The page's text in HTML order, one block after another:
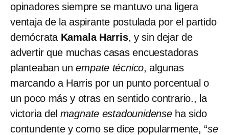
opinadores siempre se mantuvo una ligera
ventaja de la aspirante postulada por el partido
demócrata Kamala Harris, y sin dejar de
advertir que muchas casas encuestadoras
planteaban unempate técnico, algunas
marcando a Harris por un punto porcentual o
un poco más y otras en sentido contrario., la
victoria del magnate estadounidenseha sido
contundente y como se dice popularmente, “se